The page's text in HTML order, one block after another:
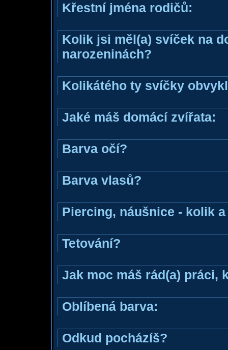
Křestní jména rodičů:
Kolik jsi měl(a) svíček na
narozeninách?
Kolikátého ty svíčky
Jaké máš domácí zvířata:
Barva očí?
Barva vlasů?
Piercing, náušnice - kolik
Tetování?
Jak moc máš rád(a) práci,
Oblíbená barva:
Odkud pocházíš?